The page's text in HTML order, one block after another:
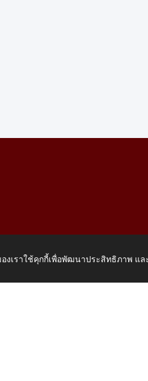
องเราใช้คุกกี้เพื่อพัฒนาประสิทธิภาพ แ